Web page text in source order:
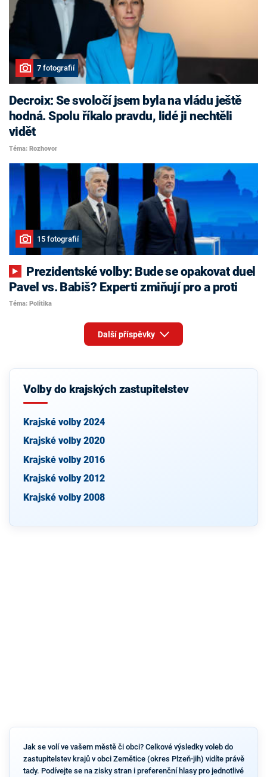
7 fotografií
Decroix: Se svoločí jsem byla na vládu ještě
hodná. Spolu říkalo pravdu, lidé ji nechtěli
vidět
Téma: Rozhovor
15 fotografií
Pavel vs. Babiš? Experti zmiňují pro a proti
Téma: Politika
Další příspěvky
Volby do krajských zastupitelstev
Krajské volby 2024
Krajské volby 2020
Krajské volby 2016
Krajské volby 2012
Krajské volby 2008
Jak se volí ve vašem městě či obci? Celkové výsledky voleb do
zastupitelstev krajů v obci Zemětice (okres Plzeň-jih) vidíte právě
tady. Podívejte se na zisky stran i preferenční hlasy pro jednotlivé